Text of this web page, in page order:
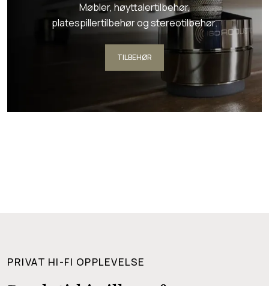
Møbler, høyttalertilbehør,
platespillertilbehør og stereotilbehør.
TILBEHØR
PRIVAT HI-FI OPPLEVELSE